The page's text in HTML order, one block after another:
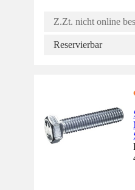
Z.Zt. nicht online
Reservierbar